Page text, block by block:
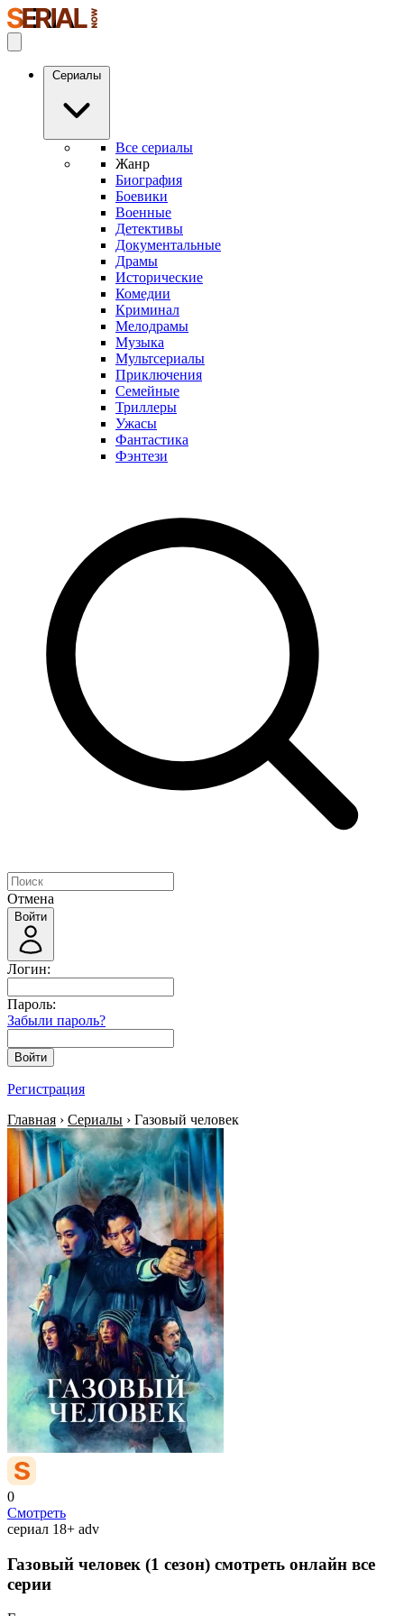
Сериалы
Все сериалы
Жанр
Биография
Боевики
Военные
Детективы
Документальные
Драмы
Исторические
Комедии
Криминал
Мелодрамы
Музыка
Мультсериалы
Приключения
Семейные
Триллеры
Ужасы
Фантастика
Фэнтези
Отмена
Войти
Логин:
Пароль:
Забыли пароль?
Войти
Регистрация
Главная › Сериалы › Газовый человек
0
Смотреть
сериал 18+ adv
Газовый человек (1 сезон) смотреть онлайн все
серии